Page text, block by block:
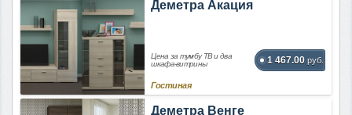
Деметра Акация
Цена за тумбу ТВ и два
шкафа-витрины
1 467.00 руб.
Гостиная
Деметра Венге